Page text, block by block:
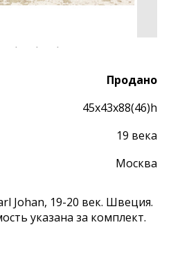
Продано
45х43х88(46)h
19 века
Москва
Johan, 19-20 век. Швеция.
указана за комплект.